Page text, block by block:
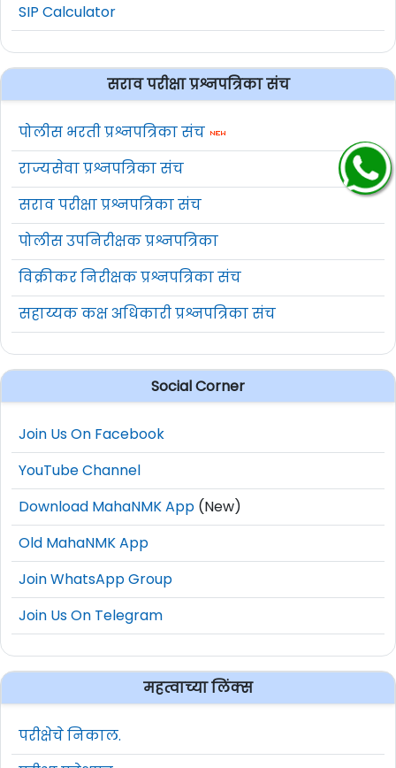
SIP Calculator
सराव परीक्षा प्रश्नपत्रिका संच
पोलीस भरती प्रश्नपत्रिका संच
राज्यसेवा प्रश्नपत्रिका संच
सराव परीक्षा प्रश्नपत्रिका संच
पोलीस उपनिरीक्षक प्रश्नपत्रिका
विक्रीकर निरीक्षक प्रश्नपत्रिका संच
सहाय्यक कक्ष अधिकारी प्रश्नपत्रिका संच
Social Corner
Join Us On Facebook
YouTube Channel
Download MahaNMK App (New)
Old MahaNMK App
Join WhatsApp Group
Join Us On Telegram
महत्वाच्या लिंक्स
परीक्षेचे निकाल.